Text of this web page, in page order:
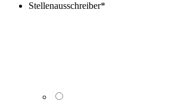
Stellenausschreiber*